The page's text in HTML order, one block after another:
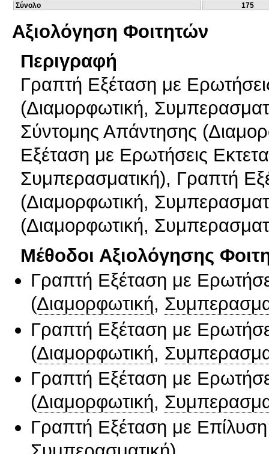
Σύνολο
175
Αξιολόγηση Φοιτητών
Περιγραφή
Γραπτή Εξέταση με
(Διαμορφωτική,
Σύντομης Απάντησης
Εξέταση με Ερωτήσεις
Συμπερασματική), Γραπτή
(Διαμορφωτική,
(Διαμορφωτική,
Μέθοδοι Αξιολόγησης
Γραπτή Εξέταση με
(Διαμορφωτική,
Γραπτή Εξέταση με
(Διαμορφωτική,
Γραπτή Εξέταση με
(Διαμορφωτική,
Γραπτή Εξέταση με